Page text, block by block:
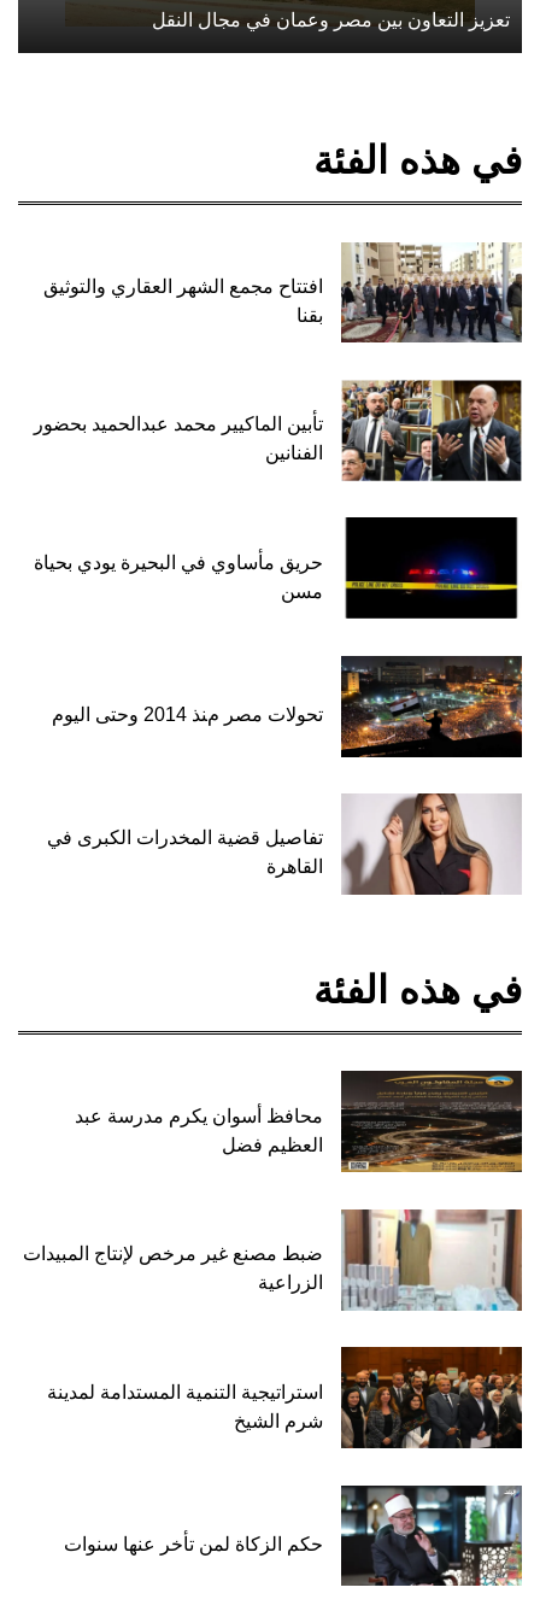
تعزيز التعاون بين مصر وعمان في مجال النقل
في هذه الفئة
افتتاح مجمع الشهر العقاري والتوثيق
بقنا
تأبين الماكيير محمد عبدالحميد بحضور
الفنانين
حريق مأساوي في البحيرة يودي بحياة
مسن
تحولات مصر منذ 2014 وحتى اليوم
تفاصيل قضية المخدرات الكبرى في
القاهرة
في هذه الفئة
محافظ أسوان يكرم مدرسة عبد
العظيم فضل
ضبط مصنع غير مرخص لإنتاج المبيدات
الزراعية
استراتيجية التنمية المستدامة لمدينة
شرم الشيخ
حكم الزكاة لمن تأخر عنها سنوات